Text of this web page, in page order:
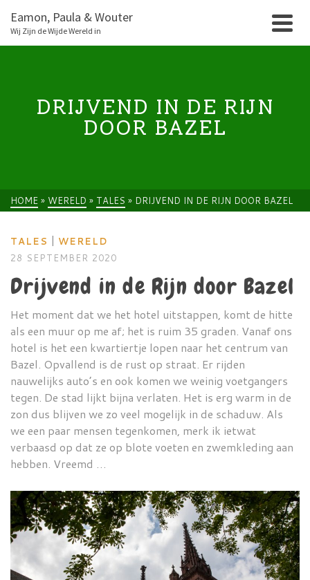
Eamon, Paula & Wouter
Wij Zijn de Wijde Wereld in
DRIJVEND IN DE RIJN
DOOR BAZEL
HOME » WERELD » TALES » DRIJVEND IN DE RIJN DOOR BAZEL
TALES | WERELD
28 SEPTEMBER 2020
Drijvend in de Rijn door Bazel
Het moment dat we het hotel uitstappen, komt de hitte
als een muur op me af; het is ruim 35 graden. Vanaf ons
hotel is het een kwartiertje lopen naar het centrum van
Bazel. Opvallend is de rust op straat. Er rijden
nauwelijks auto’s en ook komen we weinig voetgangers
tegen. De stad lijkt bijna verlaten. Het is erg warm in de
zon dus blijven we zo veel mogelijk in de schaduw. Als
we een paar mensen tegenkomen, merk ik ietwat
verbaasd op dat ze op blote voeten en zwemkleding aan
hebben. Vreemd …